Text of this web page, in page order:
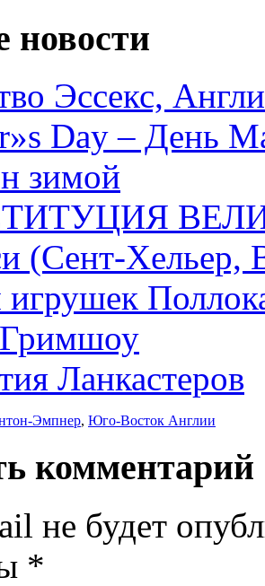
новости
Эссекс,
Day – День
зимой
(Сент-Хельер,
Ланкастеров
Эмпнер, Юго-Восток Англии
комментарий
не будет
*